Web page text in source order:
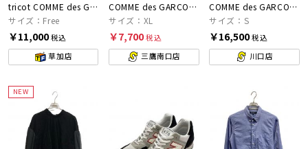
tricot COMME des GARCONS
サイズ：Free
￥11,000税込
草加店
COMME des GARCONS SHIRT×KAWS
サイズ：XL
￥7,700税込
三鷹南口店
COMME des GARCONS COMME des GARCONS
サイズ：S
￥16,500税込
川口店
NEW